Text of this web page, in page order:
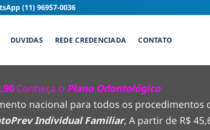
(11) 96957-0036
DUVIDAS REDE CREDENCIADA CONTATO
Conheça o Plano Odontológico
nacional para todos os procedimentos
Individual Familiar, A partir de R$